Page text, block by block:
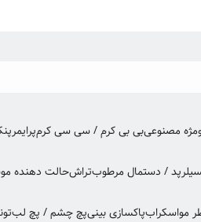
مژه مصنوعیبی بی کرم / سی سی کرمپرایمر
پد / دستمال مرطوبتراشحالت دهنده مو
مواسکرابپاکسازی بینیپچ چشم / پچ لب